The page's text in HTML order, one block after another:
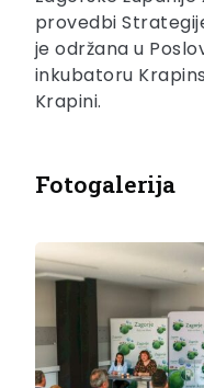
provedbi
je održana u
inkubatoru
Krapini.
Fotogalerija